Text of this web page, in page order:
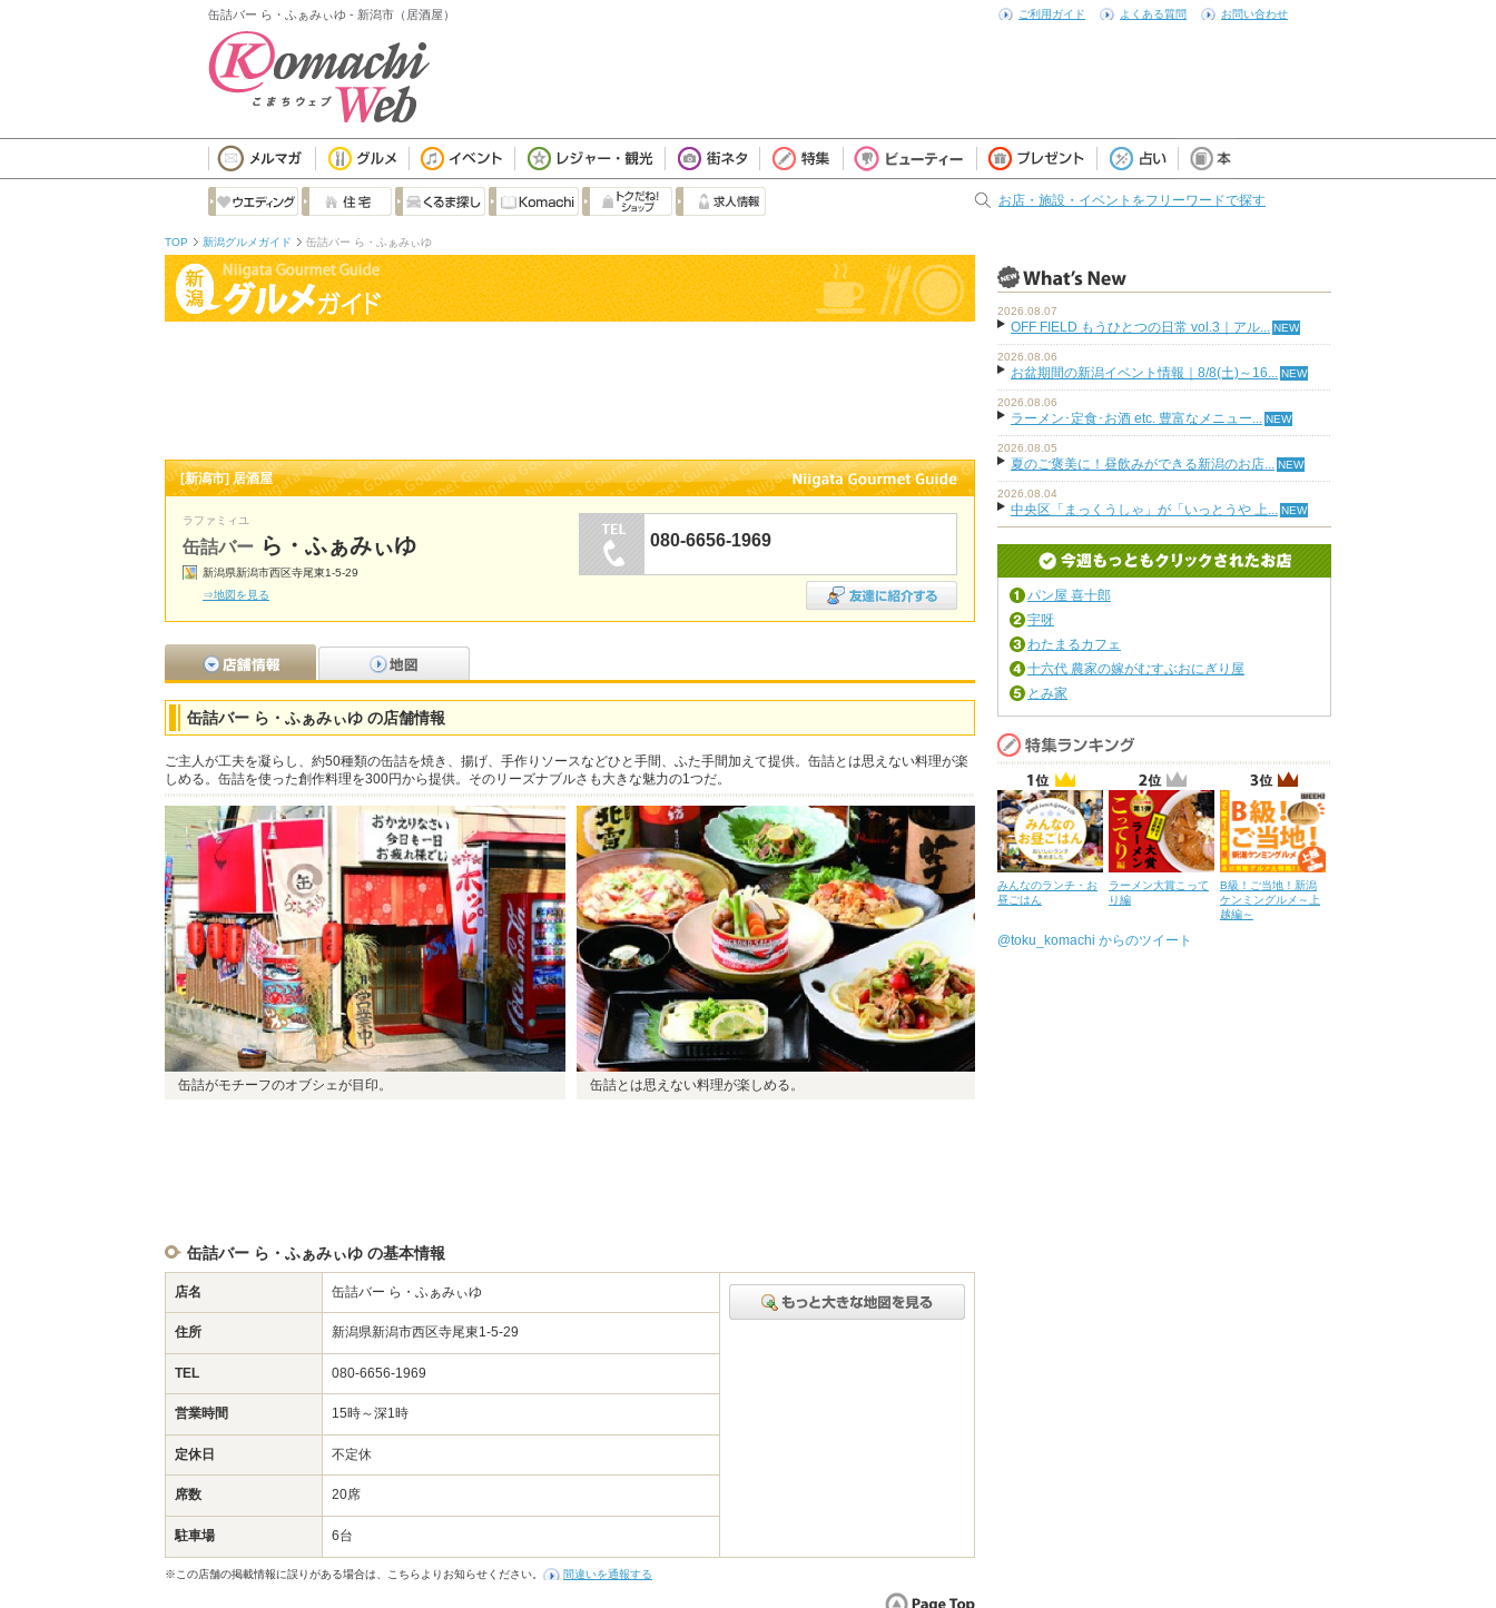
缶詰バー ら・ふぁみぃゆ - 新潟市（居酒屋） ご利用ガイド よくある質問 お問い合わせ
お店・施設・イベントをフリーワードで探す
TOP 新潟グルメガイド 缶詰バー ら・ふぁみぃゆ
[新潟市] 居酒屋
ラファミィユ
缶詰バー ら・ふぁみぃゆ
新潟県新潟市西区寺尾東1-5-29
⇒地図を見る
080-6656-1969
缶詰バー ら・ふぁみぃゆ の店舗情報
ご主人が工夫を凝らし、約50種類の缶詰を焼き、揚げ、手作りソースなどひと手間、ふた手間加えて提供。缶詰とは思えない料理が楽
しめる。缶詰を使った創作料理を300円から提供。そのリーズナブルさも大きな魅力の1つだ。
缶詰がモチーフのオブシェが目印。 缶詰とは思えない料理が楽しめる。
缶詰バー ら・ふぁみぃゆ の基本情報
店名 缶詰バー ら・ふぁみぃゆ
住所 新潟県新潟市西区寺尾東1-5-29
TEL 080-6656-1969
営業時間 15時～深1時
定休日 不定休
席数 20席
駐車場 6台
※この店舗の掲載情報に誤りがある場合は、こちらよりお知らせください。 間違いを通報する
2026.08.07
OFF FIELD もうひとつの日常 vol.3｜アル...
2026.08.06
お盆期間の新潟イベント情報｜8/8(土)～16...
2026.08.06
ラーメン･定食･お酒 etc. 豊富なメニュー...
2026.08.05
夏のご褒美に！昼飲みができる新潟のお店...
2026.08.04
中央区「まっくうしゃ」が「いっとうや 上...
パン屋 喜十郎
宇呀
わたまるカフェ
十六代 農家の嫁がむすぶおにぎり屋
とみ家
みんなのランチ・お
昼ごはん
ラーメン大賞こって
り編
B級！ご当地！新潟
ケンミングルメ～上
越編～
@toku_komachi からのツイート